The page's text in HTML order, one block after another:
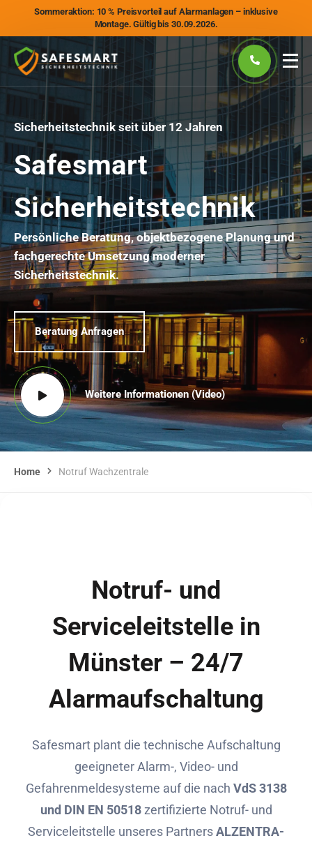
Sommeraktion: 10 % Preisvorteil auf Alarmanlagen – inklusive
Montage. Gültig bis 30.09.2026.
Sicherheitstechnik seit über 12 Jahren
Safesmart
Sicherheitstechnik
Persönliche Beratung, objektbezogene Planung und
fachgerechte Umsetzung moderner
Sicherheitstechnik.
Beratung Anfragen
Weitere Informationen (Video)
Home Notruf Wachzentrale
Notruf- und
Serviceleitstelle in
Münster – 24/7
Alarmaufschaltung
Safesmart plant die technische Aufschaltung
geeigneter Alarm-, Video- und
Gefahrenmeldesysteme auf die nach VdS 3138
und DIN EN 50518zertifizierte Notruf- und
Serviceleitstelle unseres PartnersALZENTRA-